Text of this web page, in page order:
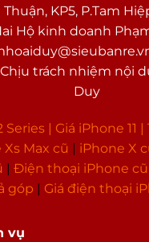
vụ
KP5, P.Tam
Hộ kinh doanh
Chịu trách nhiệm nội
Duy
| Giá iPhone 11
Xs Max cũ iPhone X
Điện thoại iPhone cũ
góp
Giá điện thoại